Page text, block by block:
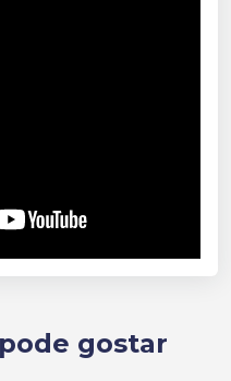
gostar